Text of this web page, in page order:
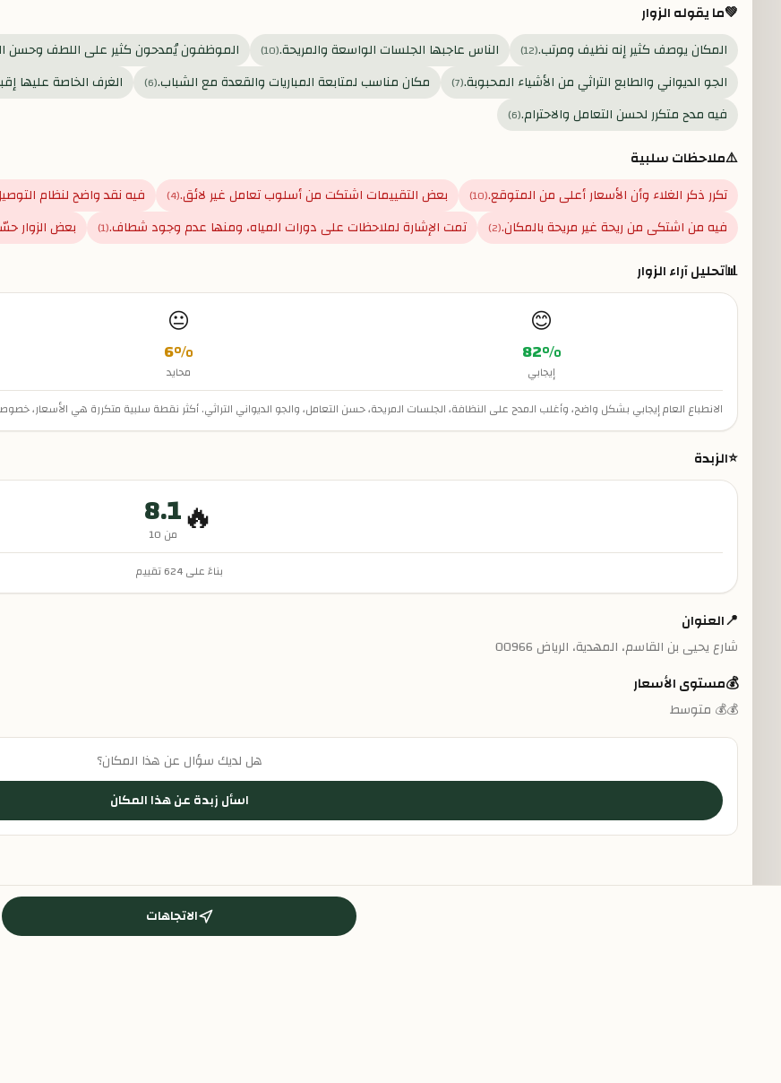
💚ما يقوله الزوار
المكان يوصف كثير إنه نظيف ومرتب.(
12
) الناس عاجبها الجلسات الواسعة والمريحة.(
10
) الموظفون يُمدحون كثير على اللطف وحسن
الجو الديواني والطابع التراثي من الأشياء المحبوبة.(
7
) مكان مناسب لمتابعة المباريات والقعدة مع الشباب.(
6
) الغرف الخاصة عليها
فيه مدح متكرر لحسن التعامل والاحترام.(
6
)
⚠️ملاحظات سلبية
تكرر ذكر الغلاء وأن الأسعار أعلى من المتوقع.(
10
) بعض التقييمات اشتكت من أسلوب تعامل غير لائق.(
4
) فيه نقد واضح لنظام
فيه من اشتكى من ريحة غير مريحة بالمكان.(
2
) تمت الإشارة لملاحظات على دورات المياه، ومنها عدم وجود شطاف.(
1
) بعض الزوار
📊تحليل آراء الزوار
😊
82%
إيجابي
😐
6%
محايد
الانطباع العام إيجابي بشكل واضح، وأغلب المدح على النظافة، الجلسات المريحة، حسن التعامل، والجو الديواني التراثي. أكثر نقطة سلبية متكررة هي الأسعار،
⭐الزبدة
🔥
8.1
من 10
بناءً على624تقييم
📍العنوان
شارع يحيى بن القاسم، المهدية، الرياض 00966
💰مستوى الأسعار
💰💰 متوسط
هل لديك سؤال عن هذا المكان؟
اسأل زبدة عن هذا المكان
الاتجاهات